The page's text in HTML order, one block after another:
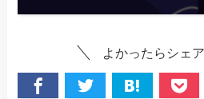
よかったらシェ